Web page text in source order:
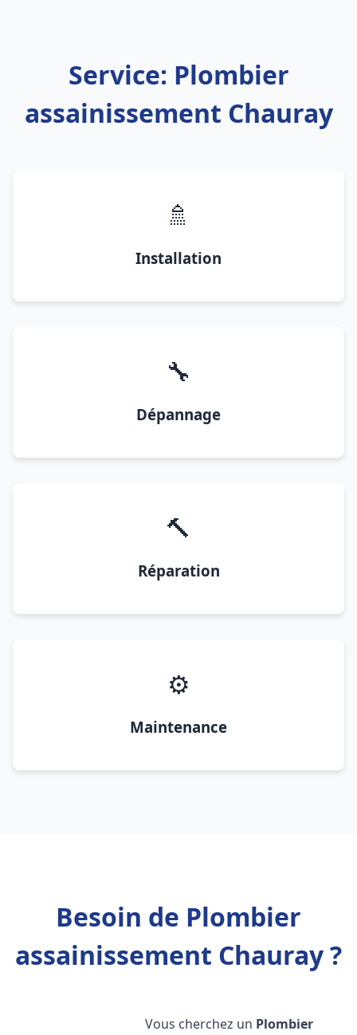
Service: Plombier
assainissement Chauray
🚿
Installation
🔧
Dépannage
🔨
Réparation
⚙️
Maintenance
Besoin de Plombier
assainissement Chauray ?
Vous cherchez un Plombier